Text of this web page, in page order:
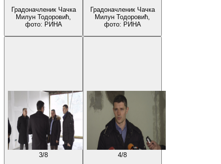
Градоначленик Чачка
Милун Тодоровић,
фото: РИНА
Градоначленик Чачка
Милун Тодоровић,
фото: РИНА
3/8
4/8